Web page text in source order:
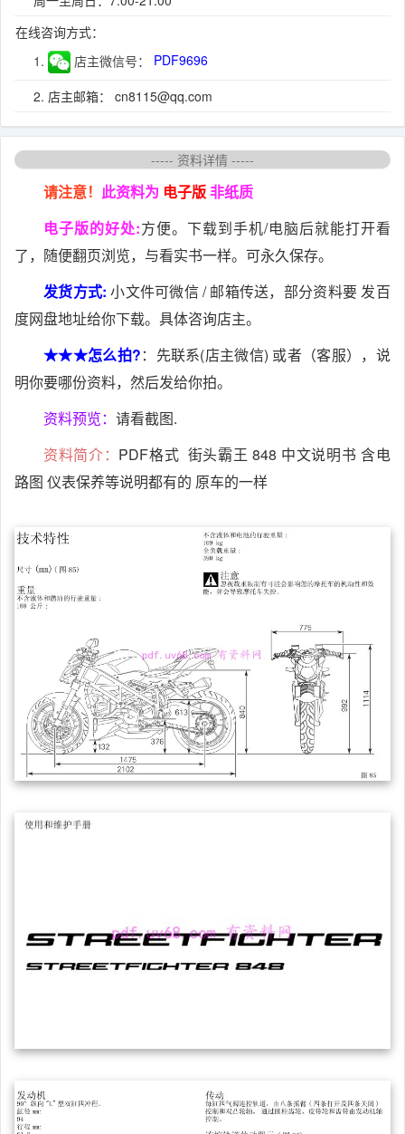
在线咨询方式：
1.
店主微信号：
PDF9696
2. 店主邮箱： cn8115@qq.com
----- 资料详情 -----
请注意！ 此资料为 电子版非纸质
电子版的好处:方便。下载到手机/电脑后就能打开看
了，随便翻页浏览，与看实书一样。可永久保存。
发货方式: 小文件可微信 / 邮箱传送，部分资料要 发百
度网盘地址给你下载。具体咨询店主。
★★★怎么拍?：先联系(店主微信) 或者（客服），说
明你要哪份资料，然后发给你拍。
资料预览： 请看截图.
资料简介： PDF格式 街头霸王 848 中文说明书 含电
路图 仪表保养等说明都有的 原车的一样